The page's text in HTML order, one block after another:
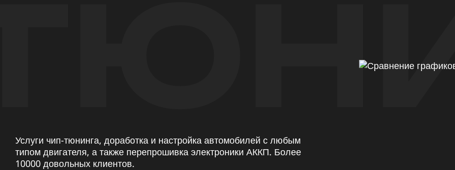
Услуги чип-тюнинга, доработка и настройка автомобилей с любым
типом двигателя, а также перепрошивка электроники АККП. Более
10000 довольных клиентов.